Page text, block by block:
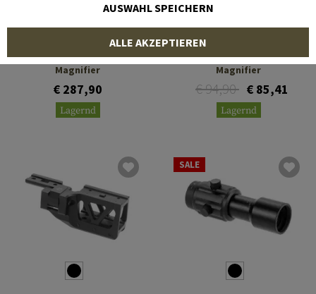
HM3X Micro 3x Micro
Magnifier
€ 287,90
Lagernd
PRIMARY ARMS
Gen III 3X Red Dot
Magnifier
€ 94,90 € 85,41
Lagernd
SALE
AUSWAHL SPEICHERN
ALLE AKZEPTIEREN